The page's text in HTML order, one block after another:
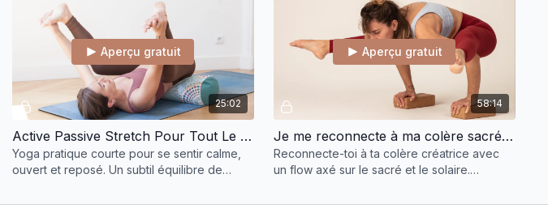
25:02
Aperçu gratuit
Active Passive Stretch Pour Tout Le Corps
Yoga pratique courte pour se sentir calme,
ouvert et reposé. Un subtil équilibre de
58:14
Aperçu gratuit
Je me reconnecte à ma colère sacrée et créatrice
Reconnecte-toi à ta colère créatrice avec
un flow axé sur le sacré et le solaire.
titibasana